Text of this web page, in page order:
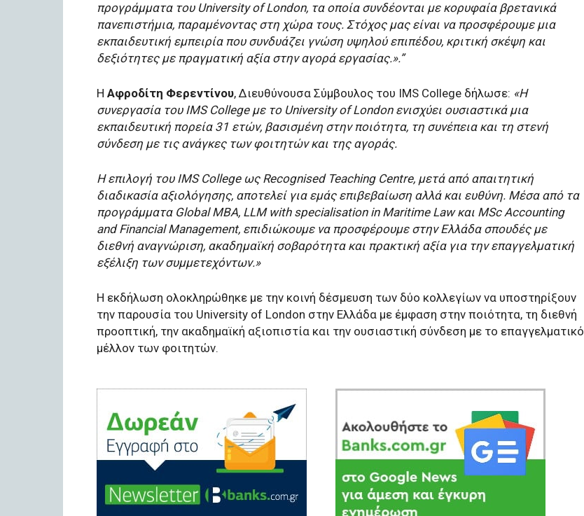
προγράμματα του University of London, τα οποία συνδέονται με κορυφαία βρετανικά
πανεπιστήμια, παραμένοντας στη χώρα τους. Στόχος μας είναι να προσφέρουμε μια
εκπαιδευτική εμπειρία που συνδυάζει γνώση υψηλού επιπέδου, κριτική σκέψη και
δεξιότητες με πραγματική αξία στην αγορά εργασίας.».”
Η Αφροδίτη Φερεντίνου, Διευθύνουσα Σύμβουλος του IMS College δήλωσε: «Η
συνεργασία του IMS College με το University of London ενισχύει ουσιαστικά μια
εκπαιδευτική πορεία 31 ετών, βασισμένη στην ποιότητα, τη συνέπεια και τη στενή
σύνδεση με τις ανάγκες των φοιτητών και της αγοράς.
Η επιλογή του IMS College ως Recognised Teaching Centre, μετά από απαιτητική
διαδικασία αξιολόγησης, αποτελεί για εμάς επιβεβαίωση αλλά και ευθύνη. Μέσα από τα
προγράμματα Global MBA, LLM with specialisation in Maritime Law και MSc Accounting
and Financial Management, επιδιώκουμε να προσφέρουμε στην Ελλάδα σπουδές με
διεθνή αναγνώριση, ακαδημαϊκή σοβαρότητα και πρακτική αξία για την επαγγελματική
εξέλιξη των συμμετεχόντων.»
Η εκδήλωση ολοκληρώθηκε με την κοινή δέσμευση των δύο κολλεγίων να υποστηρίξουν
την παρουσία του University of London στην Ελλάδα με έμφαση στην ποιότητα, τη διεθνή
προοπτική, την ακαδημαϊκή αξιοπιστία και την ουσιαστική σύνδεση με το επαγγελματικό
μέλλον των φοιτητών.